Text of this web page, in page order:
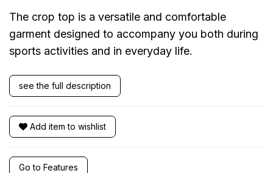
The crop top is a versatile and comfortable
garment designed to accompany you both during
sports activities and in everyday life.
see the full description
Add item to wishlist
Go to Features